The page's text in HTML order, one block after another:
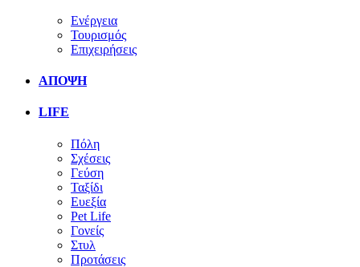
Ενέργεια
Τουρισμός
Επιχειρήσεις
ΑΠΟΨΗ
LIFE
Πόλη
Σχέσεις
Γεύση
Ταξίδι
Ευεξία
Pet Life
Γονείς
Στυλ
Προτάσεις